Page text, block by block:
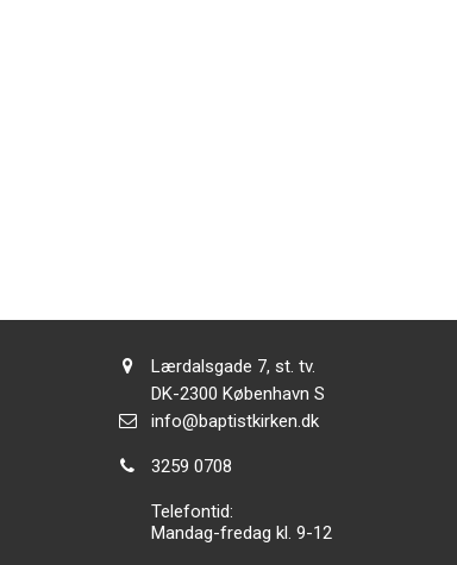
Adresse:
Lærdalsgade 7, st. tv.
Adresse:
DK-2300 København S
Send
info@baptistkirken.dk
Tlf.:
3259 0708
Telefontid:
Mandag-fredag kl. 9-12